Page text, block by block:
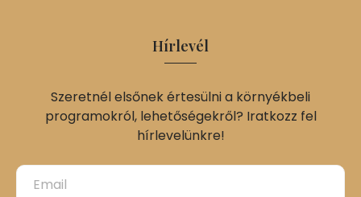
Hírlevél
Szeretnél elsőnek értesülni a környékbeli
programokról, lehetőségekről? Iratkozz fel
hírlevelünkre!